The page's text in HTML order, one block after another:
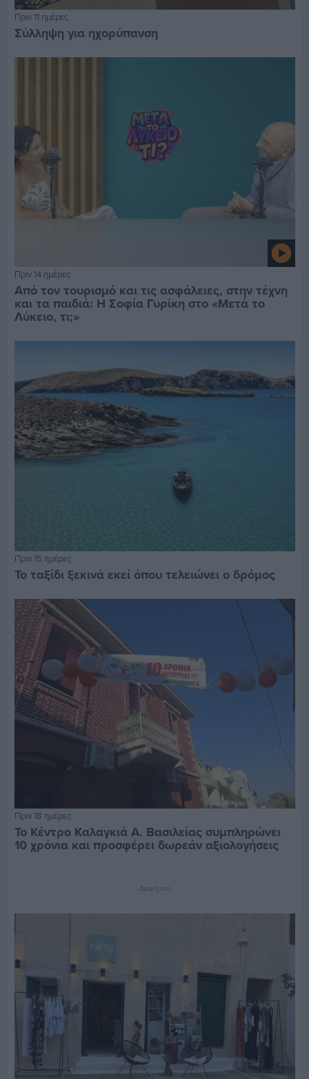
Πριν 11 ημέρες
Σύλληψη για ηχορύπανση
Πριν 14 ημέρες
Από τον τουρισμό και τις ασφάλειες, στην τέχνη
και τα παιδιά: Η Σοφία Γυρίκη στο «Μετά το
Λύκειο, τι;»
Πριν 15 ημέρες
Το ταξίδι ξεκινά εκεί όπου τελειώνει ο δρόμος
Πριν 18 ημέρες
Το Κέντρο Καλαγκιά Α. Βασιλείας συμπληρώνει
10 χρόνια και προσφέρει δωρεάν αξιολογήσεις
Διαφήμιση